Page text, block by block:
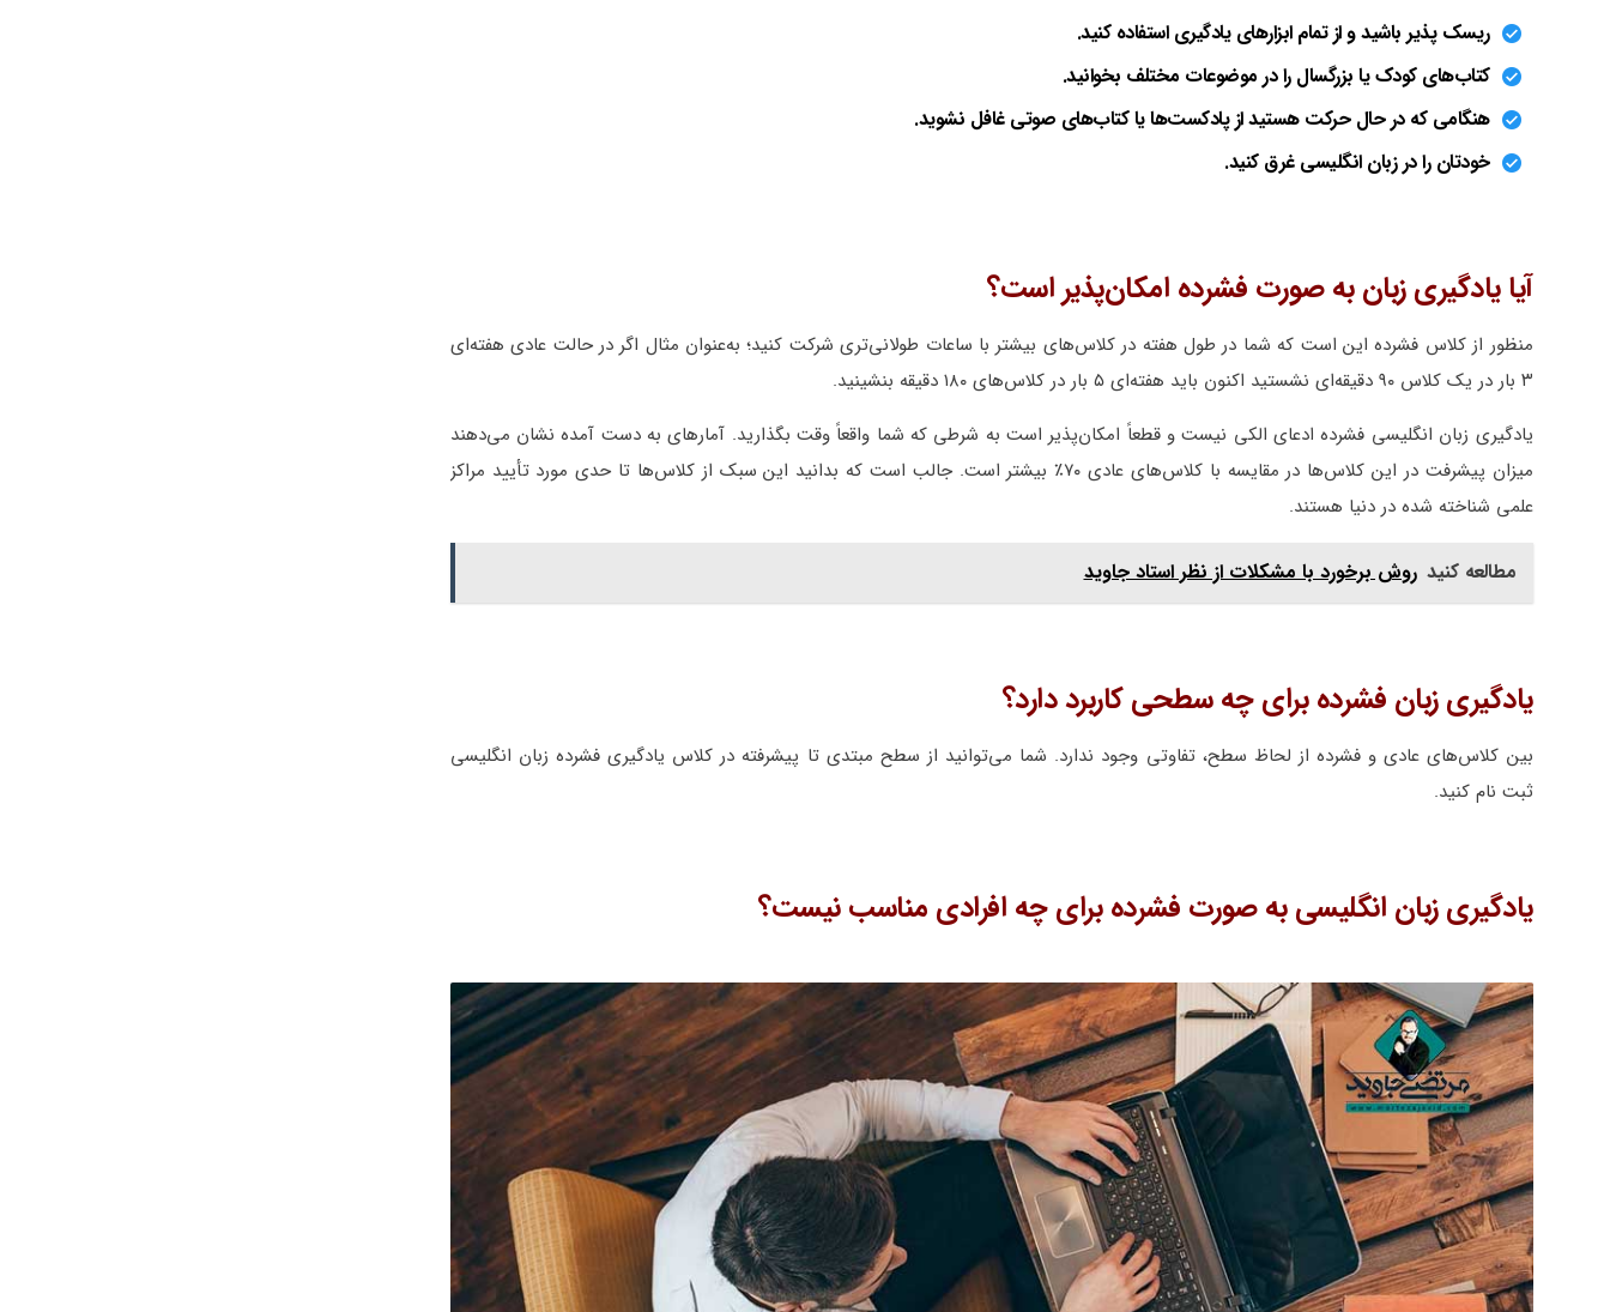
ریسک پذیر باشید و از تمام ابزارهای یادگیری استفاده کنید.
کتاب‌های کودک یا بزرگسال را در موضوعات مختلف بخوانید.
هنگامی که در حال حرکت هستید از پادکست‌ها یا کتاب‌های صوتی غافل نشوید.
خودتان را در زبان انگلیسی غرق کنید.
آیا یادگیری زبان به صورت فشرده امکان‌پذیر است؟
منظور از کلاس فشرده این است که شما در طول هفته در کلاس‌های بیشتر با ساعات طولانی‌تری شرکت کنید؛ به‌عنوان مثال اگر در حالت عادی هفته‌ای
۳ بار در یک کلاس ۹۰ دقیقه‌ای نشستید اکنون باید هفته‌ای ۵ بار در کلاس‌های ۱۸۰ دقیقه بنشینید.
یادگیری زبان انگلیسی فشرده ادعای الکی نیست و قطعاً امکان‌پذیر است به شرطی که شما واقعاً وقت بگذارید. آمارهای به دست آمده نشان می‌دهند
میزان پیشرفت در این کلاس‌ها در مقایسه با کلاس‌های عادی ۷۰٪ بیشتر است. جالب است که بدانید این سبک از کلاس‌ها تا حدی مورد تأیید مراکز
علمی شناخته شده در دنیا هستند.
مطالعه کنید روش برخورد با مشکلات از نظر استاد جاوید
یادگیری زبان فشرده برای چه سطحی کاربرد دارد؟
بین کلاس‌های عادی و فشرده از لحاظ سطح، تفاوتی وجود ندارد. شما می‌توانید از سطح مبتدی تا پیشرفته در کلاس یادگیری فشرده زبان انگلیسی
ثبت نام کنید.
یادگیری زبان انگلیسی به صورت فشرده برای چه افرادی مناسب نیست؟